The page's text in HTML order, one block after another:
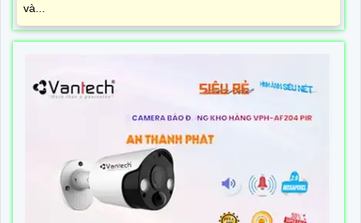
và...